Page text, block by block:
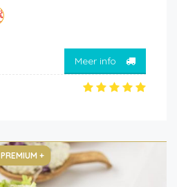
Meer info
PREMIUM +